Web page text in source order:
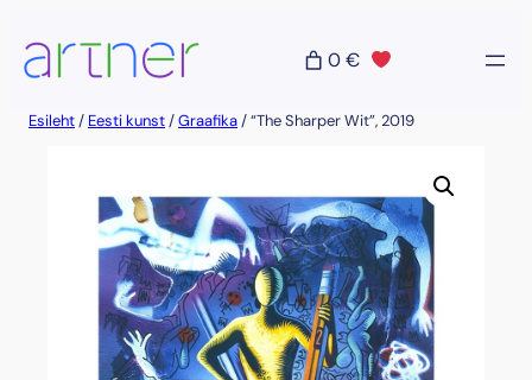
sisu
juurde
0 €
Esileht/ Eesti kunst/Graafika/ “The Sharper Wit”, 2019